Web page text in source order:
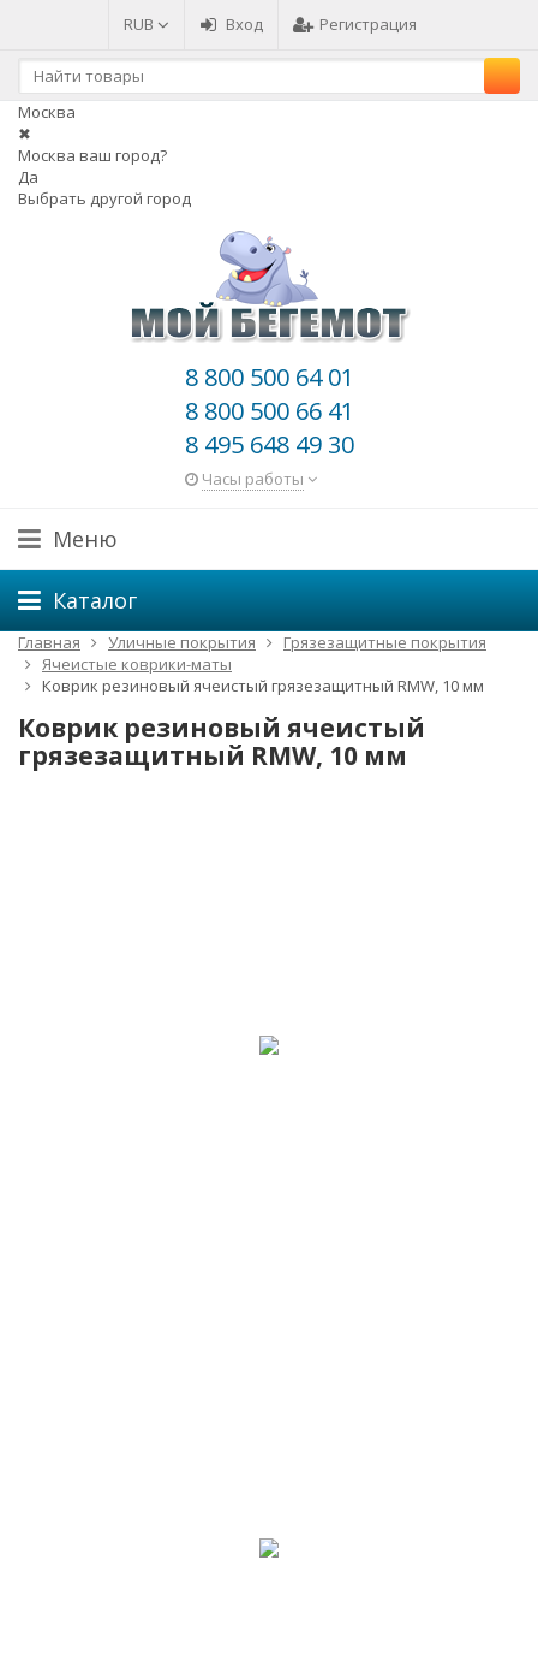
RUB Вход Регистрация
Москва
✖
Москва ваш город?
Да
Выбрать другой город
8 800 500 64 01
8 800 500 66 41
8 495 648 49 30
Часы работы
Меню
Каталог
Главная Уличные покрытия
Грязезащитные покрытия
Ячеистые коврики-маты
Коврик резиновый ячеистый грязезащитный RMW, 10 мм
Коврик резиновый ячеистый
грязезащитный RMW, 10 мм